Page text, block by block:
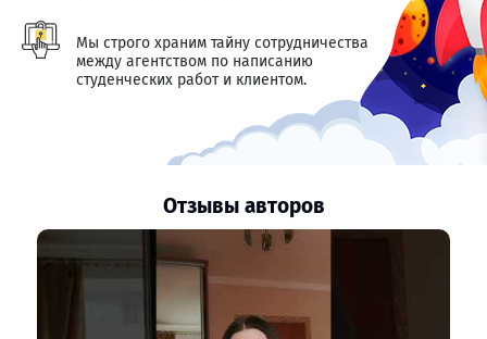
Мы строго храним тайну сотрудничества
между агентством по написанию
студенческих работ и клиентом.
Отзывы авторов